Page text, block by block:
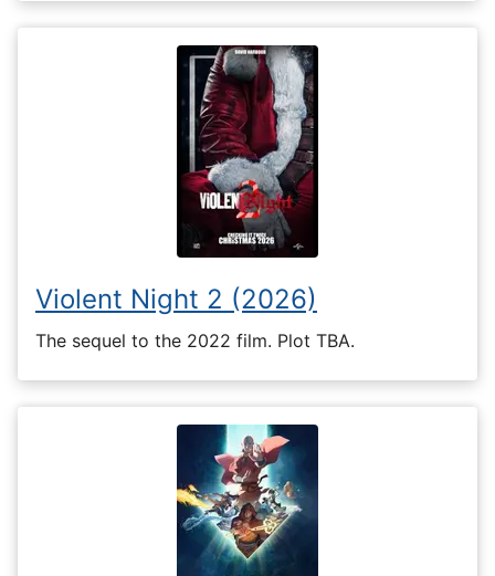
Violent Night 2 (2026)
The sequel to the 2022 film. Plot TBA.